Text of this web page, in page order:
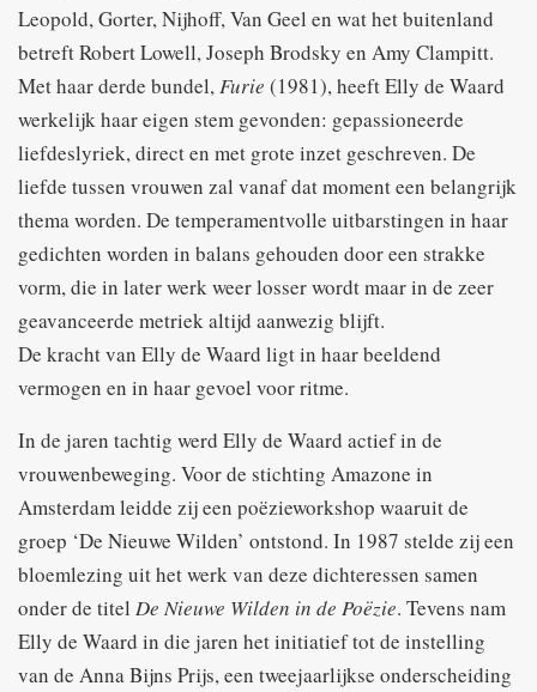
Leopold, Gorter, Nijhoff, Van Geel en wat het buitenland
betreft Robert Lowell, Joseph Brodsky en Amy Clampitt.
Met haar derde bundel,Furie (1981), heeft Elly de Waard
werkelijk haar eigen stem gevonden: gepassioneerde
liefdeslyriek, direct en met grote inzet geschreven. De
liefde tussen vrouwen zal vanaf dat moment een belangrijk
thema worden. De temperamentvolle uitbarstingen in haar
gedichten worden in balans gehouden door een strakke
vorm, die in later werk weer losser wordt maar in de zeer
geavanceerde metriek altijd aanwezig blijft.
De kracht van Elly de Waard ligt in haar beeldend
vermogen en in haar gevoel voor ritme.
In de jaren tachtig werd Elly de Waard actief in de
vrouwenbeweging. Voor de stichting Amazone in
Amsterdam leidde zij een poëzieworkshop waaruit de
groep ‘De Nieuwe Wilden’ ontstond. In 1987 stelde zij een
bloemlezing uit het werk van deze dichteressen samen
onder de titel De Nieuwe Wilden in de Poëzie. Tevens nam
Elly de Waard in die jaren het initiatief tot de instelling
van de Anna Bijns Prijs, een tweejaarlijkse onderscheiding